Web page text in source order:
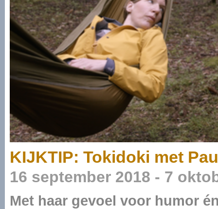
KIJKTIP: Tokidoki met
16 september 2018 - 7
Met haar gevoel voor humor